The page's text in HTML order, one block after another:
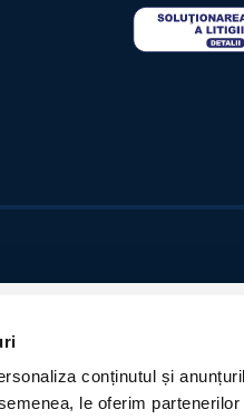
conținutul și
le oferim